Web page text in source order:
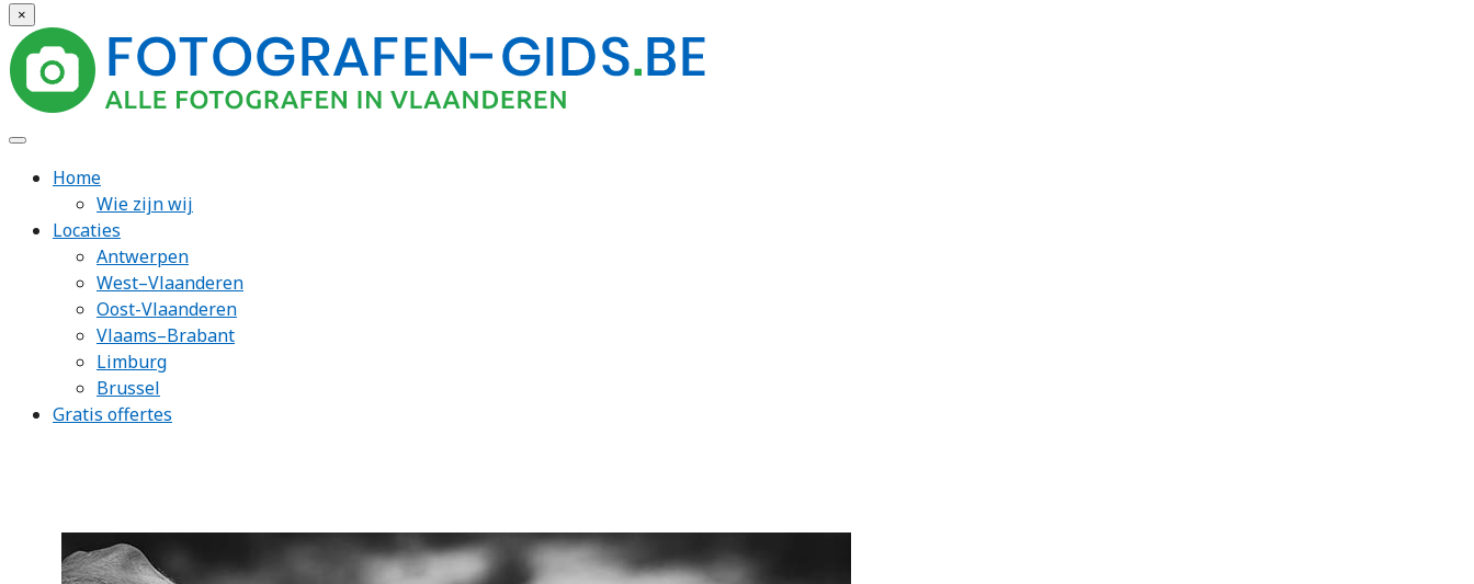
×
Home
Wie zijn wij
Locaties
Antwerpen
West–Vlaanderen
Oost-Vlaanderen
Vlaams–Brabant
Limburg
Brussel
Gratis offertes